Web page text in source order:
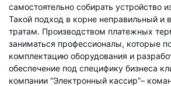
самостоятельно собирать устройство
Такой подход в корне неправильный и
тратам. Производством платежных
заниматься профессионалы, которые
комплектацию оборудования и
обеспечение под специфику бизнеса
компании “Электронный кассир”–